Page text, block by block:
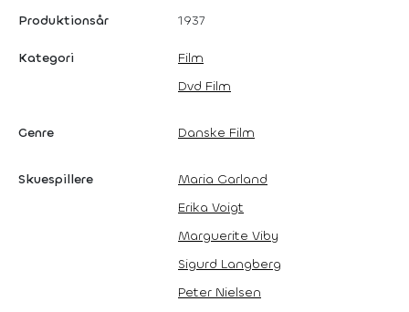
Produktionsår 1937
Kategori
Film
Dvd Film
Genre Danske Film
Skuespillere
Maria Garland
Erika Voigt
Marguerite Viby
Sigurd Langberg
Peter Nielsen